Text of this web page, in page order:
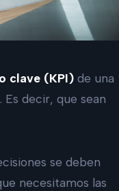
clave (KPI)de una
decir, que sean
se deben
necesitamos las